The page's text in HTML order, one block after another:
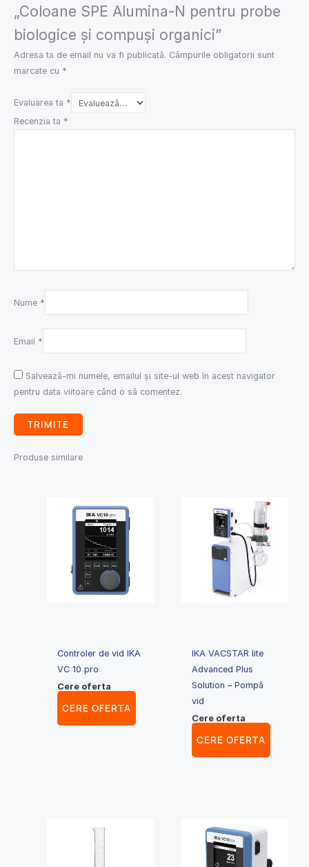
„Coloane SPE Alumina-N pentru probe
biologice și compuși organici”
Adresa ta de email nu va fi publicată. Câmpurile obligatorii sunt
marcate cu *
Evaluarea ta *
Recenzia ta *
Nume *
Email *
Salvează-mi numele, emailul și site-ul web în acest navigator
pentru data viitoare când o să comentez.
Produse similare
Controler de vid IKA
VC 10 pro
Cere oferta
CERE OFERTA
IKA VACSTAR lite
Advanced Plus
Solution – Pompă
vid
Cere oferta
CERE OFERTA